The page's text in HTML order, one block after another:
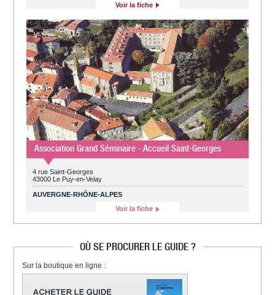
Voir la fiche
Association Grand Séminaire - Accueil Saint-Georges
4 rue Saint-Georges
43000 Le Puy-en-Velay
AUVERGNE-RHÔNE-ALPES
Voir la fiche
OÙ SE PROCURER LE GUIDE ?
Sur la boutique en ligne :